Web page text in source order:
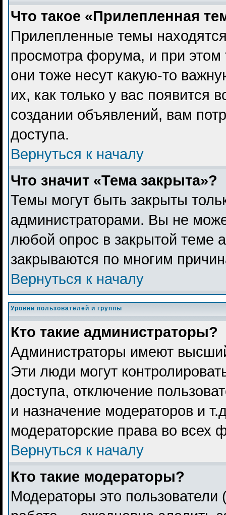
Что такое «Прилепленная
Прилепленные темы
просмотра форума, и при
они тоже несут какую-то
их, как только у вас появится
создании объявлений, вам
доступа.
Вернуться к началу
Что значит «Тема закрыта»?
Темы могут быть закрыты
администраторами. Вы не
любой опрос в закрытой теме
закрываются по многим
Вернуться к началу
Уровни пользователей и группы
Кто такие администраторы?
Администраторы имеют
Эти люди могут
доступа, отключение
и назначение модераторов и
модераторские права во всех
Вернуться к началу
Кто такие модераторы?
Модераторы это пользователи